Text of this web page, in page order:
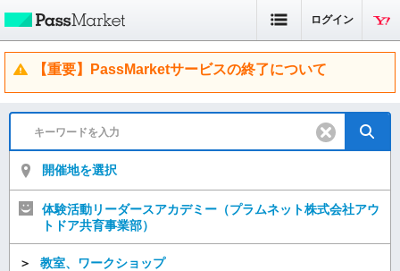
ログイン
【重要】PassMarketサービスの終了について
開催地を選択
体験活動リーダースアカデミー（プラムネット株式会社アウ
トドア共育事業部）
＞ 教室、ワークショップ